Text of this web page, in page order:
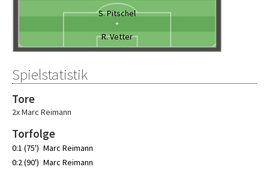
S. Pitschel
R. Vetter
Spielstatistik
Tore
2x Marc Reimann
Torfolge
0:1 (75') Marc Reimann
0:2 (90') Marc Reimann